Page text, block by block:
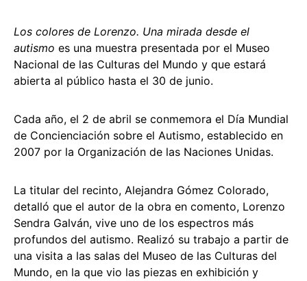
Los colores de Lorenzo. Una mirada desde el
autismo es una muestra presentada por el Museo
Nacional de las Culturas del Mundo y que estará
abierta al público hasta el 30 de junio.
Cada año, el 2 de abril se conmemora el Día Mundial
de Concienciación sobre el Autismo, establecido en
2007 por la Organización de las Naciones Unidas.
La titular del recinto, Alejandra Gómez Colorado,
detalló que el autor de la obra en comento, Lorenzo
Sendra Galván, vive uno de los espectros más
profundos del autismo. Realizó su trabajo a partir de
una visita a las salas del Museo de las Culturas del
Mundo, en la que vio las piezas en exhibición y